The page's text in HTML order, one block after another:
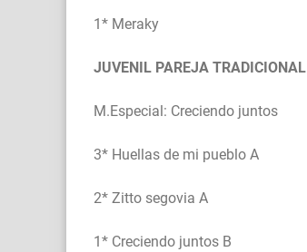
1* Meraky
JUVENIL PAREJA TRADICIONAL
M.Especial: Creciendo juntos
3* Huellas de mi pueblo A
2* Zitto segovia A
1* Creciendo juntos B